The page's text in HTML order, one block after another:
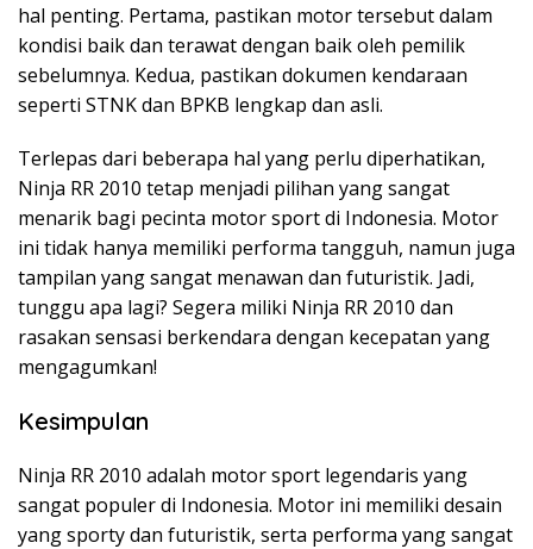
hal penting. Pertama, pastikan motor tersebut dalam
kondisi baik dan terawat dengan baik oleh pemilik
sebelumnya. Kedua, pastikan dokumen kendaraan
seperti STNK dan BPKB lengkap dan asli.
Terlepas dari beberapa hal yang perlu diperhatikan,
Ninja RR 2010 tetap menjadi pilihan yang sangat
menarik bagi pecinta motor sport di Indonesia. Motor
ini tidak hanya memiliki performa tangguh, namun juga
tampilan yang sangat menawan dan futuristik. Jadi,
tunggu apa lagi? Segera miliki Ninja RR 2010 dan
rasakan sensasi berkendara dengan kecepatan yang
mengagumkan!
Kesimpulan
Ninja RR 2010 adalah motor sport legendaris yang
sangat populer di Indonesia. Motor ini memiliki desain
yang sporty dan futuristik, serta performa yang sangat